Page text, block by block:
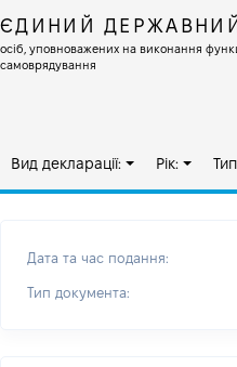
ЄДИНИЙ
осіб, уповноважених на виконання
самоврядування
Вид декларації: Рік:
Дата та час подання:
Тип документа: